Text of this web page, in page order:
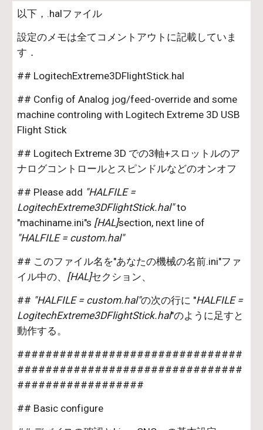
以下，.halファイル
設定のメモは全てコメントアウトに記載していま
す．
## LogitechExtreme3DFlightStick.hal
## Config of Analog jog/feed-override and some
machine controling with Logitech Extreme 3D USB
Flight Stick
## Logitech Extreme 3D での3軸+スロットルのア
ナログコントロールとスピンドルなどのオンオフ
## Please add "HALFILE =
LogitechExtreme3DFlightStick.hal" to
"machiname.ini"s [HAL]
"HALFILE = custom.hal"
## このファイル名を"あなたの機械の名前.ini"ファ
イル中の、 [HAL]セクション、
## "HALFILE = custom.hal"の次の行に "HALFILE =
LogitechExtreme3DFlightStick.hal"のように足すと
動作する。
################################
################################
##################
## Basic configure